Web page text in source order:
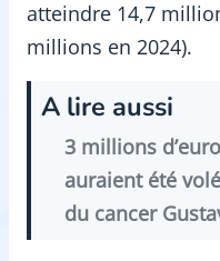
atteindre 14,7
millions en 2024).
A lire aussi
3 millions
auraient été
du cancer